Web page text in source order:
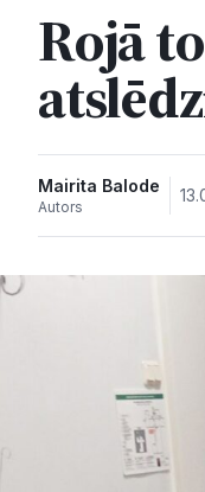
Rojā
Mairita Balode
Autors